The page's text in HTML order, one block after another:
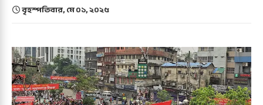
বৃহস্পতিবার, মে ০১, ২০২৫